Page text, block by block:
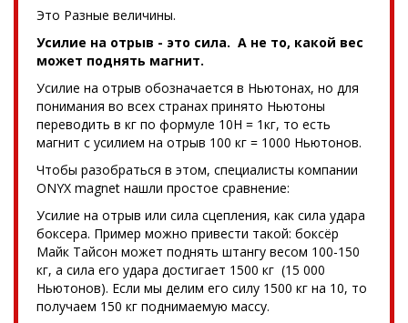
Это Разные величины.
Усилие на отрыв - это сила. А не то, какой вес
может поднять магнит.
Усилие на отрыв обозначается в Ньютонах, но для
понимания во всех странах принято Ньютоны
переводить в кг по формуле 10Н = 1кг, то есть
магнит с усилием на отрыв 100 кг = 1000 Ньютонов.
Чтобы разобраться в этом, специалисты компании
ONYX magnet нашли простое сравнение:
Усилие на отрыв или сила сцепления, как сила удара
боксера. Пример можно привести такой: боксёр
Майк Тайсон может поднять штангу весом 100-150
кг, а сила его удара достигает 1500 кг (15 000
Ньютонов). Если мы делим его силу 1500 кг на 10, то
получаем 150 кг поднимаемую массу.